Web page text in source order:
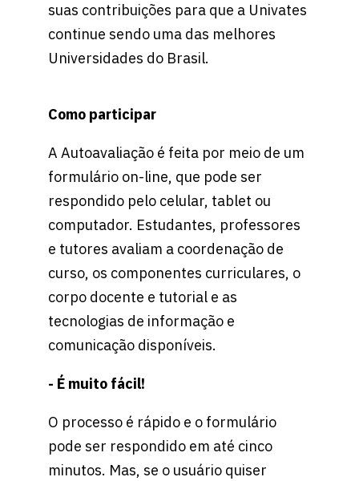
suas contribuições para que a Univates
continue sendo uma das melhores
Universidades do Brasil.
Como participar
A Autoavaliação é feita por meio de um
formulário on-line, que pode ser
respondido pelo celular, tablet ou
computador. Estudantes, professores
e tutores avaliam a coordenação de
curso, os componentes curriculares, o
corpo docente e tutorial e as
tecnologias de informação e
comunicação disponíveis.
- É muito fácil!
O processo é rápido e o formulário
pode ser respondido em até cinco
minutos. Mas, se o usuário quiser